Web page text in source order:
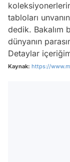
tabloları
dedik. Bakalım
dünyanın
Detaylar
Kaynak: https://